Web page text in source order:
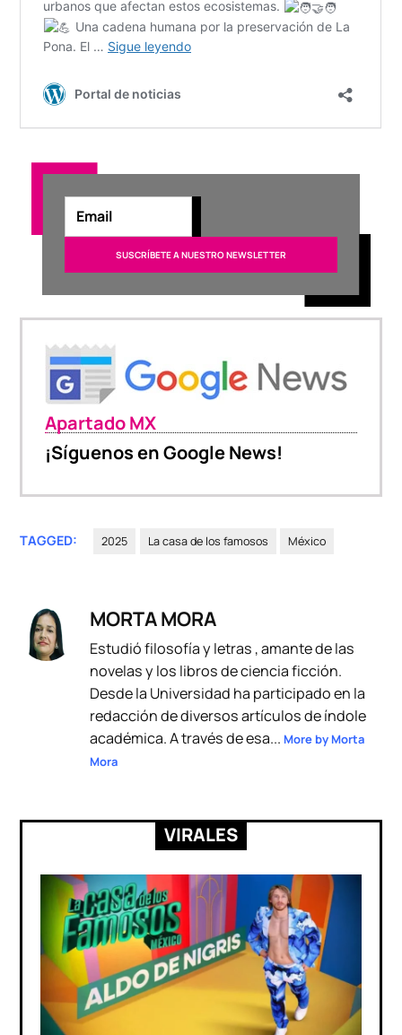
Apartado MX
¡Síguenos en Google News!
TAGGED: 2025 La casa de los famosos México
MORTA MORA
Estudió filosofía y letras , amante de las
novelas y los libros de ciencia ficción.
Desde la Universidad ha participado en la
redacción de diversos artículos de índole
académica. A través de esa... More by Morta
Mora
VIRALES